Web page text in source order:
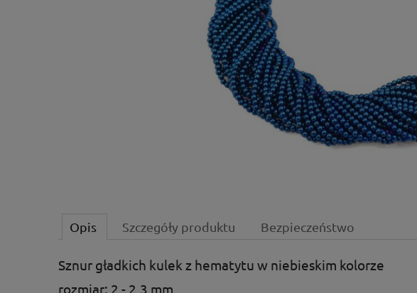
Opis Szczegóły produktu Bezpieczeństwo
Sznur gładkich kulek z hematytu w niebieskim kolorze
rozmiar: 2 - 2,3 mm